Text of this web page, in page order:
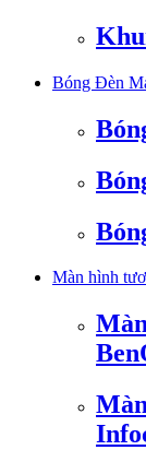
Bóng Đèn
Màn hình